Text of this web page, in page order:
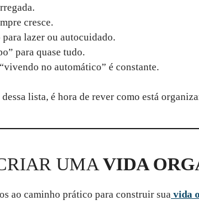
cresce.
lazer ou autocuidado.
para quase tudo.
no automático” é constante.
lista, é hora de rever como está
UMAVIDA
ao caminho prático para construir sua vida